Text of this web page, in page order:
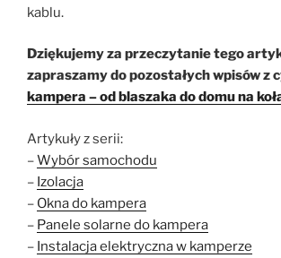
kablu.
Dziękujemy za przeczytanie tego
zapraszamy do pozostałych wpisów z
kampera – od blaszaka do domu na
Artykuły z serii:
–Wybór samochodu
– Izolacja
– Okna do kampera
– Panele solarne do kampera
– Instalacja elektryczna w kamperze